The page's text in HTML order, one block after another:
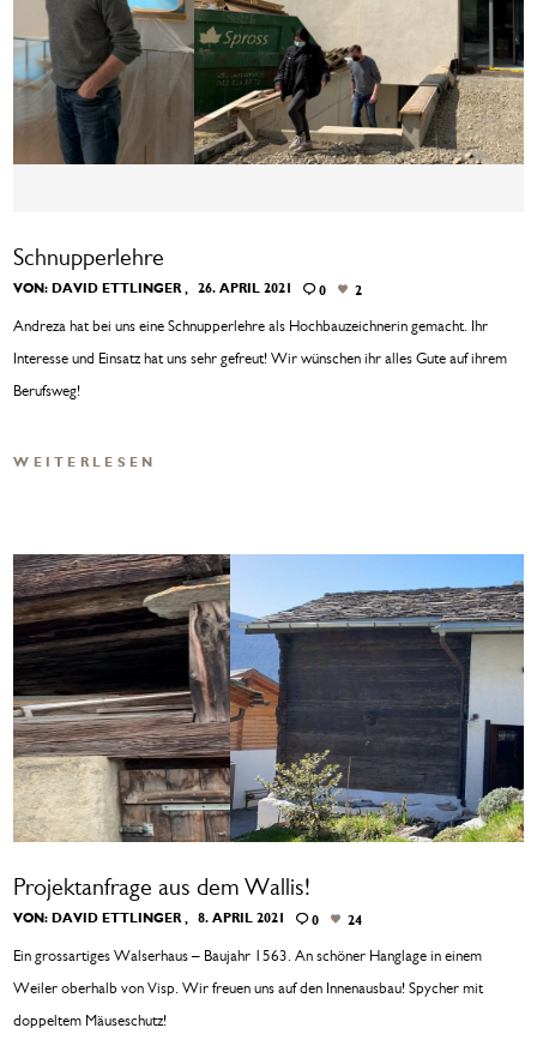
Schnupperlehre
VON: DAVID ETTLINGER 26. APRIL 2021 0 2
Andreza hat bei uns eine Schnupperlehre als Hochbauzeichnerin gemacht. Ihr
Interesse und Einsatz hat uns sehr gefreut! Wir wünschen ihr alles Gute auf ihrem
Berufsweg!
WEITERLESEN
Projektanfrage aus dem Wallis!
VON: DAVID ETTLINGER 8. APRIL 2021 0 24
Ein grossartiges Walserhaus – Baujahr 1563. An schöner Hanglage in einem
Weiler oberhalb von Visp. Wir freuen uns auf den Innenausbau! Spycher mit
doppeltem Mäuseschutz!